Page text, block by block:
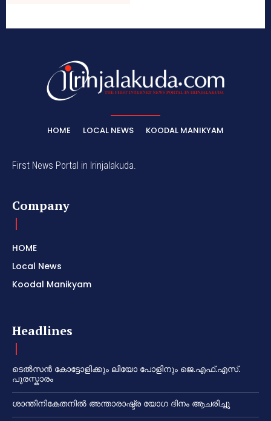
HOME LOCAL NEWS KOODAL MANIKYAM
First News Portal in Irinjalakuda.
Company
HOME
Local News
Koodal Manikyam
Headlines
ടെൽസൻ കോട്ടോളിക്കും ലിയോ പോളിനും ജെ.എഫ്.എസ്.
പുരസ്കാരം
ശാന്തിനികേതനിൽ അന്താരാഷ്ട്ര യോഗ ദിനം ആചരിച്ചു